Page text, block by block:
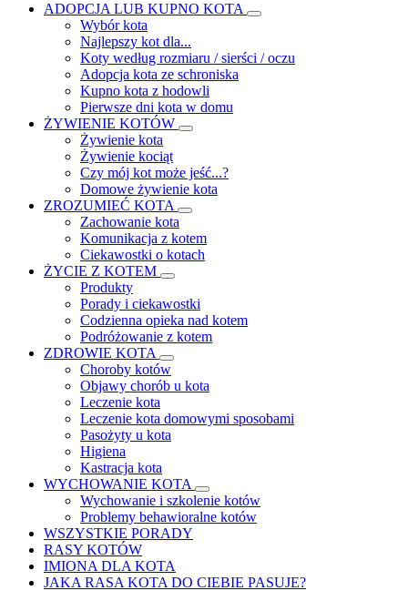
ADOPCJA LUB KUPNO KOTA
Wybór kota
Najlepszy kot dla...
Koty według rozmiaru / sierści / oczu
Adopcja kota ze schroniska
Kupno kota z hodowli
Pierwsze dni kota w domu
ŻYWIENIE KOTÓW
Żywienie kota
Żywienie kociąt
Czy mój kot może jeść...?
Domowe żywienie kota
ZROZUMIEĆ KOTA
Zachowanie kota
Komunikacja z kotem
Ciekawostki o kotach
ŻYCIE Z KOTEM
Produkty
Porady i ciekawostki
Codzienna opieka nad kotem
Podróżowanie z kotem
ZDROWIE KOTA
Choroby kotów
Objawy chorób u kota
Leczenie kota
Leczenie kota domowymi sposobami
Pasożyty u kota
Higiena
Kastracja kota
WYCHOWANIE KOTA
Wychowanie i szkolenie kotów
Problemy behawioralne kotów
WSZYSTKIE PORADY
RASY KOTÓW
IMIONA DLA KOTA
JAKA RASA KOTA DO CIEBIE PASUJE?